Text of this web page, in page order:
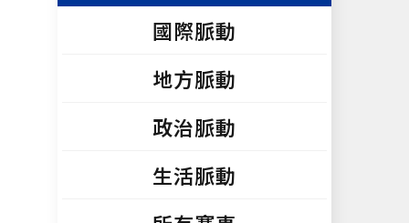
國際脈動
地方脈動
政治脈動
生活脈動